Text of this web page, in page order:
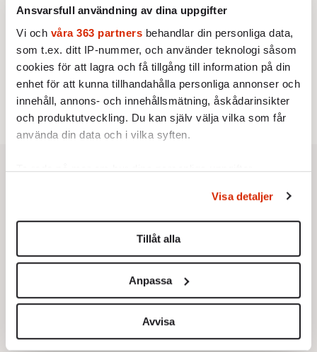
Ansvarsfull användning av dina uppgifter
Vi och våra 363 partners behandlar din personliga data,
som t.ex. ditt IP-nummer, och använder teknologi såsom
cookies för att lagra och få tillgång till information på din
enhet för att kunna tillhandahålla personliga annonser och
innehåll, annons- och innehållsmätning, åskådarinsikter
och produktutveckling. Du kan själv välja vilka som får
använda din data och i vilka syften.
Ta reda på mer om hur dina personliga uppgifter
Du kan ändra eller dra tillbaka ditt samtycke när som
helst från cookie-förklaringen.
Vi använder enhetsidentifierare för att anpassa innehållet
för sociala medier och analysera vår trafik. Vi
vidarebefordrar även sådana identifierare och annan
information från din enhet till de sociala medier och
annons- och analysföretag som vi samarbetar med.
Visa detaljer
Tillåt alla
Anpassa
Avvisa
Av: Bengt Jangfeldt
KRÖNIKA
4.Johan Hakelius:DN-rubriken visar vad som sägs
mellan raderna
5.Dan Korn: Quisling, quislingar och sten i glashus
STICKET
6. Johan Romin: Varför ställs aldrig dessa frågor?